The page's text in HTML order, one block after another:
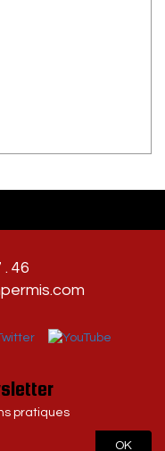
. 46
pratiques
OK